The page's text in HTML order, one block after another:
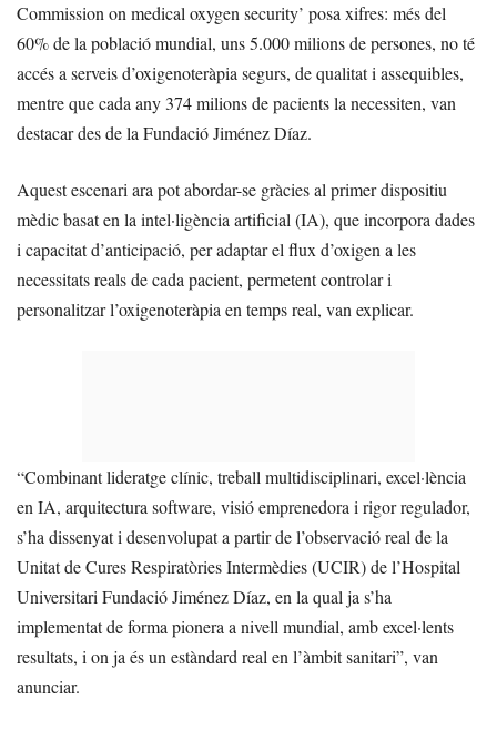
Commission on medical oxygen security’ posa xifres: més del
60% de la població mundial, uns 5.000 milions de persones, no té
accés a serveis d’oxigenoteràpia segurs, de qualitat i assequibles,
mentre que cada any 374 milions de pacients la necessiten, van
destacar des de la Fundació Jiménez Díaz.
Aquest escenari ara pot abordar-se gràcies al primer dispositiu
mèdic basat en la intel·ligència artificial (IA), que incorpora dades
i capacitat d’anticipació, per adaptar el flux d’oxigen a les
necessitats reals de cada pacient, permetent controlar i
personalitzar l’oxigenoteràpia en temps real, van explicar.
“Combinant lideratge clínic, treball multidisciplinari, excel·lència
en IA, arquitectura software, visió emprenedora i rigor regulador,
s’ha dissenyat i desenvolupat a partir de l’observació real de la
Unitat de Cures Respiratòries Intermèdies (UCIR) de l’Hospital
Universitari Fundació Jiménez Díaz, en la qual ja s’ha
implementat de forma pionera a nivell mundial, amb excel·lents
resultats, i on ja és un estàndard real en l’àmbit sanitari”, van
anunciar.